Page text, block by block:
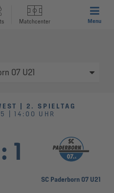
Matchcenter Menu
| 2. SPIELTAG
| 14:00 UHR
: 1
SC Paderborn 07 U21